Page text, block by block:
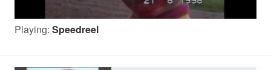
l
Playing: Speedreel